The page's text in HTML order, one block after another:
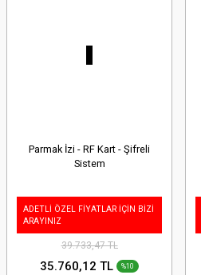
Parmak İzi - RF Kart - Şifreli
Sistem
ADETLİ ÖZEL FİYATLAR İÇİN BİZİ
ARAYINIZ
39.733,47 TL
35.760,12 TL %10